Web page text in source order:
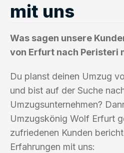
mit uns
Was sagen unsere
von Erfurt nach Peristeri
Du planst deinen Umzug
und bist auf der Suche
Umzugsunternehmen?
Umzugskönig Wolf Erfurt
zufriedenen Kunden
Erfahrungen mit uns: